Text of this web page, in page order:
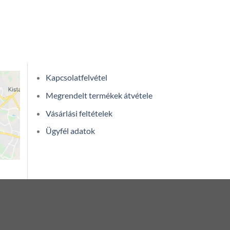
Kapcsolatfelvétel
Megrendelt termékek átvétele
Vásárlási feltételek
Ügyfél adatok